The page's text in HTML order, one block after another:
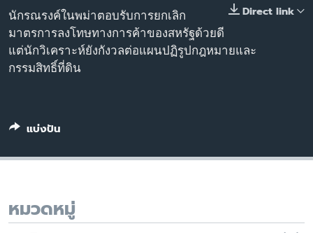
เรียนรู้ภาษาอังกฤษ
พอดคาสต์
ติดตามเรา
Direct link
นักรณรงค์ในพม่าตอบรับการยกเลิก
มาตรการลงโทษทางการค้าของสหรัฐด้วยดี
แต่นักวิเคราะห์ยังกังวลต่อแผนปฏิรูปกฎหมายและ
กรรมสิทธิ์ที่ดิน
แบ่งปัน
หมวดหมู่